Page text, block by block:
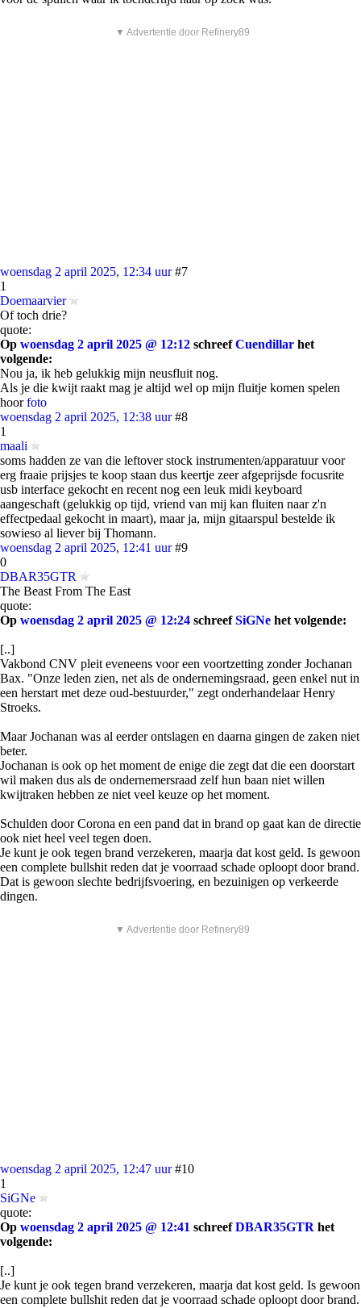
▼ Advertentie door Refinery89
woensdag 2 april 2025, 12:34 uur #7
1
Doemaarvier
Of toch drie?
quote:
Op woensdag 2 april 2025 @ 12:12 schreefCuendillar het
volgende:
Nou ja, ik heb gelukkig mijn neusfluit nog.
Als je die kwijt raakt mag je altijd wel op mijn fluitje komen spelen
hoorfoto
woensdag 2 april 2025, 12:38 uur #8
1
maali
soms hadden ze van die leftover stock instrumenten/apparatuur voor
erg fraaie prijsjes te koop staan dus keertje zeer afgeprijsde focusrite
usb interface gekocht en recent nog een leuk midi keyboard
aangeschaft (gelukkig op tijd, vriend van mij kan fluiten naar z'n
effectpedaal gekocht in maart), maar ja, mijn gitaarspul bestelde ik
sowieso al liever bij Thomann.
woensdag 2 april 2025, 12:41 uur #9
0
DBAR35GTR
The Beast From The East
quote:
Op woensdag 2 april 2025 @ 12:24 schreefSiGNe het volgende:
[..]
Vakbond CNV pleit eveneens voor een voortzetting zonder Jochanan
Bax. "Onze leden zien, net als de ondernemingsraad, geen enkel nut in
een herstart met deze oud-bestuurder," zegt onderhandelaar Henry
Stroeks.
Maar Jochanan was al eerder ontslagen en daarna gingen de zaken niet
beter.
Jochanan is ook op het moment de enige die zegt dat die een doorstart
wil maken dus als de ondernemersraad zelf hun baan niet willen
kwijtraken hebben ze niet veel keuze op het moment.
Schulden door Corona en een pand dat in brand op gaat kan de directie
ook niet heel veel tegen doen.
Je kunt je ook tegen brand verzekeren, maarja dat kost geld. Is gewoon
een complete bullshit reden dat je voorraad schade oploopt door brand.
Dat is gewoon slechte bedrijfsvoering, en bezuinigen op verkeerde
dingen.
▼ Advertentie door Refinery89
woensdag 2 april 2025, 12:47 uur #10
1
SiGNe
quote:
Op woensdag 2 april 2025 @ 12:41 schreefDBAR35GTR het
volgende:
[..]
Je kunt je ook tegen brand verzekeren, maarja dat kost geld. Is gewoon
een complete bullshit reden dat je voorraad schade oploopt door brand.